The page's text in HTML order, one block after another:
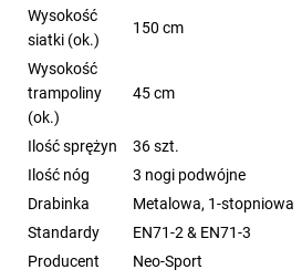
Wysokość
siatki (ok.)
150 cm
Wysokość
trampoliny
(ok.)
45 cm
Ilość sprężyn
36 szt.
Ilość nóg
3 nogi podwójne
Drabinka
Metalowa, 1-stopniowa
Standardy
EN71-2 & EN71-3
Producent
Neo-Sport